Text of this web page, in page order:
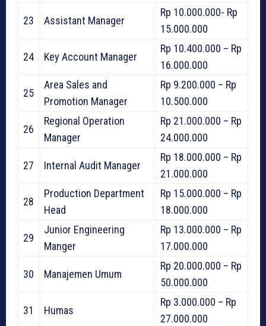
23 Assistant Manager
Rp 10.000.000- Rp
15.000.000
24 Key Account Manager
Rp 10.400.000 – Rp
16.000.000
25
Area Sales and
Promotion Manager
Rp 9.200.000 – Rp
10.500.000
26
Regional Operation
Manager
Rp 21.000.000 – Rp
24.000.000
27 Internal Audit Manager
Rp 18.000.000 – Rp
21.000.000
28
Production Department
Head
Rp 15.000.000 – Rp
18.000.000
29
Junior Engineering
Manger
Rp 13.000.000 – Rp
17.000.000
30 Manajemen Umum
Rp 20.000.000 – Rp
50.000.000
31 Humas
Rp 3.000.000 – Rp
27.000.000